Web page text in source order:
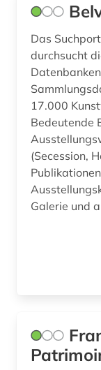
Das
durchsucht
Datenbanken: Digitales Belvedere:
17.000 Kunstwerken
Bedeutende
(Secession,
Galerie und